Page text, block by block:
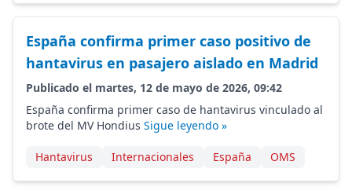
España confirma primer caso positivo de
hantavirus en pasajero aislado en Madrid
Publicado el martes, 12 de mayo de 2026, 09:42
España confirma primer caso de hantavirus vinculado al
brote del MV Hondius Sigue leyendo »
Hantavirus Internacionales España OMS